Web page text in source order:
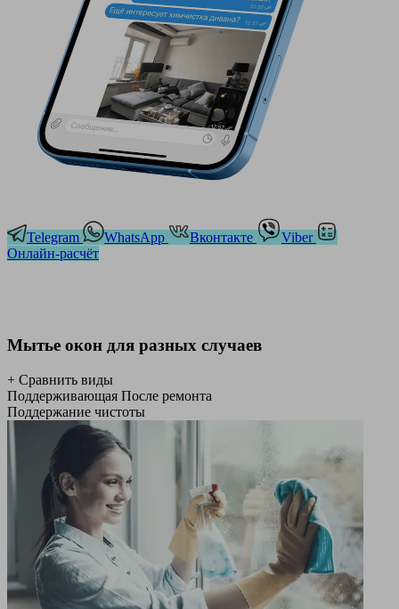
Telegram WhatsApp Вконтакте
Viber
Онлайн-расчёт
Мытье окон для разных случаев
+ Сравнить виды
Поддерживающая После ремонта
Поддержание чистоты